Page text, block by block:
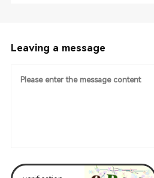
Leaving a message